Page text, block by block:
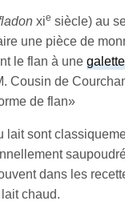
xie siècle) au
une pièce de
le flan à unegalette
Cousin de
de flan»
lait sont
dans les
chaud.